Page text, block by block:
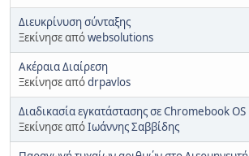
Διευκρίνυση σύνταξης
Ξεκίνησε απόwebsolutions
Ακέραια Διαίρεση
Ξεκίνησε απόdrpavlos
Διαδικασία εγκατάστασης σε Chromebook OS
Ξεκίνησε απόΙωάννης Σαββίδης